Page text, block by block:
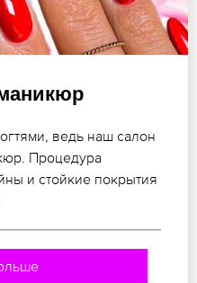
ведь наш салон
Процедура
и стойкие покрытия